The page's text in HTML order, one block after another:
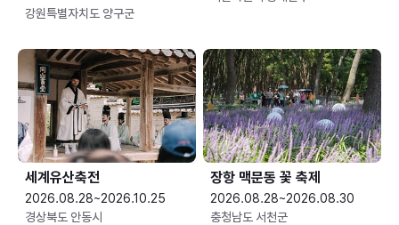
강원특별자치도 양구군
세계유산축전
2026.08.28~2026.10.25
경상북도 안동시
장항 맥문동 꽃 축제
2026.08.28~2026.08.30
충청남도 서천군